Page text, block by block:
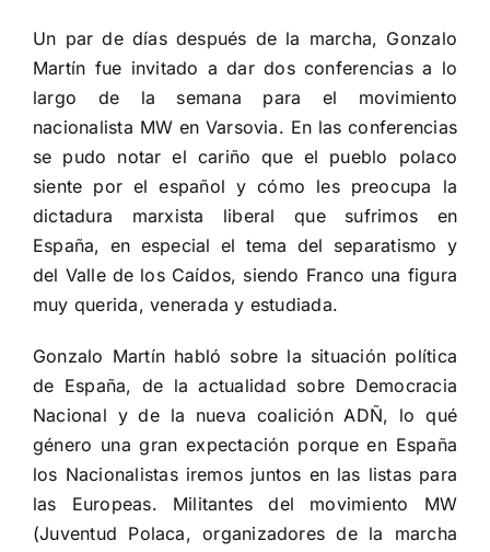
Un par de días después de la marcha, Gonzalo
Martín fue invitado a dar dos conferencias a lo
largo de la semana para el movimiento
nacionalista MW en Varsovia. En las conferencias
se pudo notar el cariño que el pueblo polaco
siente por el español y cómo les preocupa la
dictadura marxista liberal que sufrimos en
España, en especial el tema del separatismo y
del Valle de los Caídos, siendo Franco una figura
muy querida, venerada y estudiada.
Gonzalo Martín habló sobre la situación política
de España, de la actualidad sobre Democracia
Nacional y de la nueva coalición ADÑ, lo qué
género una gran expectación porque en España
los Nacionalistas iremos juntos en las listas para
las Europeas. Militantes del movimiento MW
(Juventud Polaca, organizadores de la marcha